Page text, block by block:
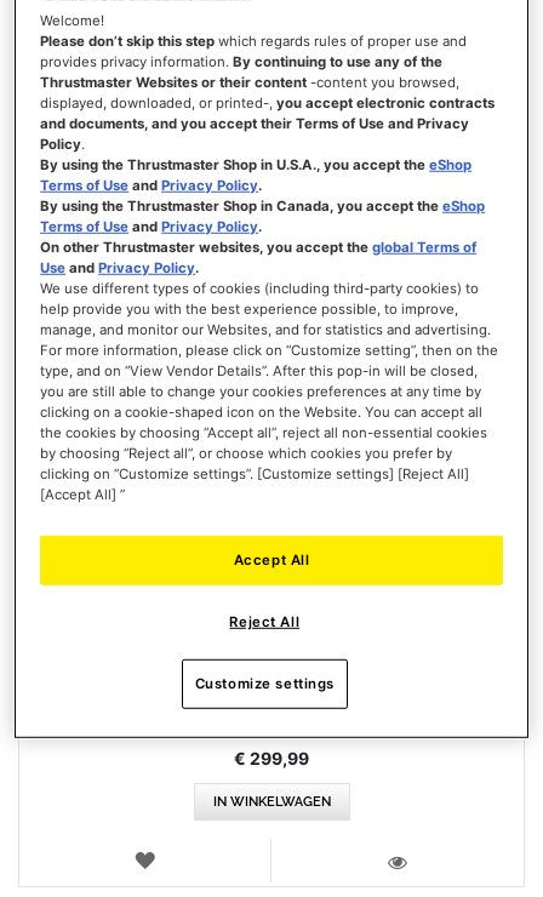
VERLANGLIJST
WEERGEVEN
€ 299,99
IN WINKELWAGEN
VERLANGLIJST
Welcome!
Please don’t skip this step which regards rules of proper use and
provides privacy information.By continuing to use any of the
Thrustmaster Websites or their content -content you browsed,
displayed, downloaded, or printed-,you accept electronic contracts
and documents, and you accept their Terms of Use and Privacy
Policy.
By using the Thrustmaster Shop in U.S.A., you accept theeShop
Terms of Use andPrivacy Policy.
By using the Thrustmaster Shop in Canada, you accept theeShop
Terms of Use andPrivacy Policy.
On other Thrustmaster websites, you accept theglobal Terms of
Use andPrivacy Policy.
We use different types of cookies (including third-party cookies) to
help provide you with the best experience possible, to improve,
manage, and monitor our Websites, and for statistics and advertising.
For more information, please click on “Customize setting”, then on the
type, and on “View Vendor Details”. After this pop-in will be closed,
you are still able to change your cookies preferences at any time by
clicking on a cookie-shaped icon on the Website. You can accept all
the cookies by choosing “Accept all”, reject all non-essential cookies
by choosing “Reject all”, or choose which cookies you prefer by
clicking on “Customize settings”. [Customize settings] [Reject All]
[Accept All] ”
Reject All
Accept All
Customize settings